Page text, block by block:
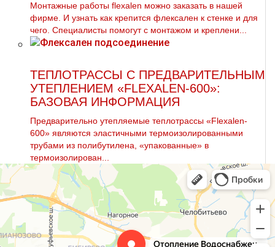
Монтажные работы flехalеn можно заказать в нашей
фирме. И узнать как крепится флексален к стенке и для
чего. Специалисты помогут с мoнтaжом и креплени...
ТЕПЛОТРАССЫ С ПРЕДВАРИТЕЛЬНЫМ
УТЕПЛЕНИЕМ «FLEXALEN-600»:
БАЗОВАЯ ИНФОРМАЦИЯ
Предварительно утепляемые теплотрассы «Flexalen-
600» являются эластичными термоизолированными
трубами из полибутилена, «упакованные» в
термоизолирован...